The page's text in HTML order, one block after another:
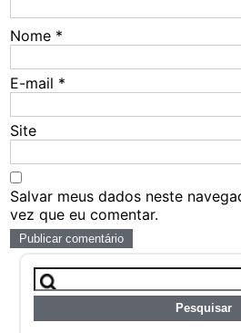
Nome *
E-mail *
Site
Salvar meus dados neste
vez que eu comentar.